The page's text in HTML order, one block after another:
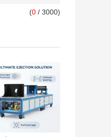
(0 / 3000)